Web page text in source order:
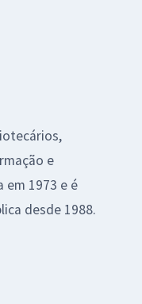
e
em 1973 e é
desde 1988.